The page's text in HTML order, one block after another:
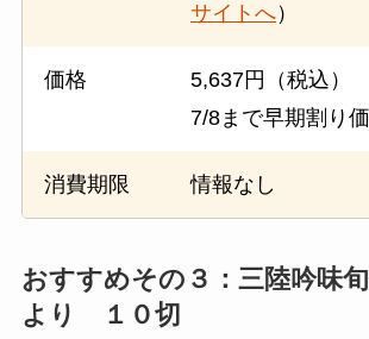
サイトへ）
価格
5,637円（税込）
7/8まで早期割り
消費期限 情報なし
おすすめその３：三陸吟味
より １０切